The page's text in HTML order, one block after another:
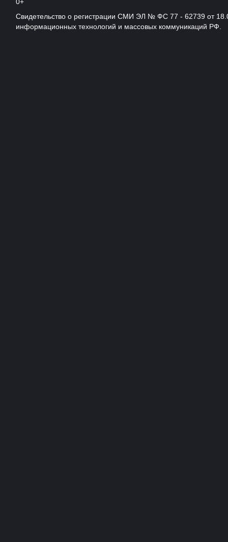
Свидетельство о регистрации СМИ ЭЛ № ФС 77 - 62739 от
информационных технологий и массовых коммуникаций РФ.